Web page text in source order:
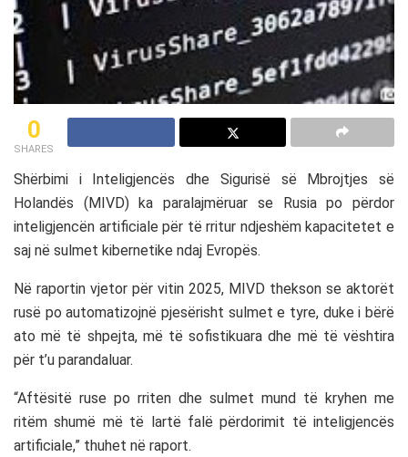
0
SHARES
Shërbimi i Inteligjencës dhe Sigurisë së Mbrojtjes së
Holandës (MIVD) ka paralajmëruar se Rusiapo përdor
inteligjencën artificiale për të rritur ndjeshëm kapacitetet e
saj në sulmet kibernetike ndaj Evropës.
Në raportin vjetor për vitin 2025, MIVD thekson se aktorët
rusë po automatizojnë pjesërisht sulmet e tyre, duke i bërë
ato më të shpejta, më të sofistikuara dhe më të vështira
për t’u parandaluar.
“Aftësitë ruse po rriten dhe sulmet mund të kryhen me
ritëm shumë më të lartë falë përdorimit të inteligjencës
artificiale,” thuhet në raport.